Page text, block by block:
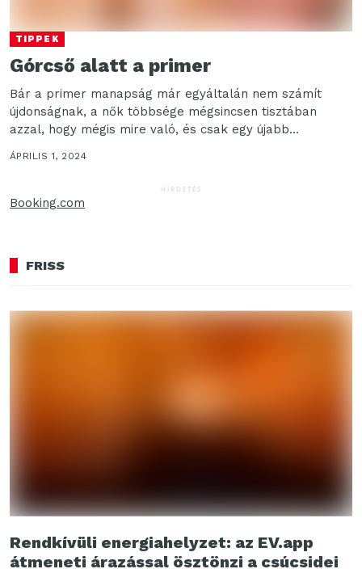
TIPPEK
Górcső alatt a primer
Bár a primer manapság már egyáltalán nem számít
újdonságnak, a nők többsége mégsincsen tisztában
azzal, hogy mégis mire való, és csak egy újabb...
ÁPRILIS 1, 2024
HIRDETÉS
Booking.com
FRISS
Rendkívüli energiahelyzet: az EV.app
átmeneti árazással ösztönzi a csúcsidei